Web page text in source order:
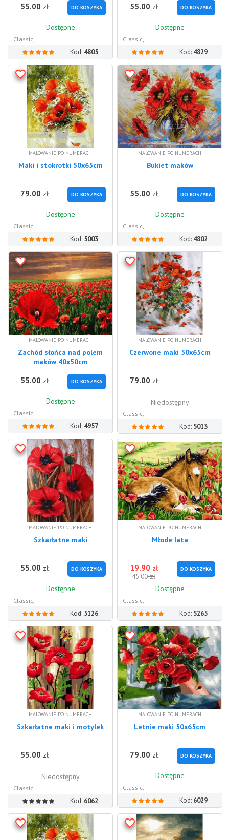
55.00 zł DO KOSZYKA
Dostępne
Classic,
Kod: 4805
55.00 zł DO KOSZYKA
Dostępne
Classic,
Kod: 4829
MALOWANIE PO NUMERACH
Maki i stokrotki 50x65cm
79.00 zł DO KOSZYKA
Dostępne
Classic,
Kod: 5003
MALOWANIE PO NUMERACH
Bukiet maków
55.00 zł DO KOSZYKA
Dostępne
Classic,
Kod: 4802
MALOWANIE PO NUMERACH
Zachód słońca nad polem
maków 40x50cm
55.00 zł DO KOSZYKA
Dostępne
Classic,
Kod: 4957
MALOWANIE PO NUMERACH
Czerwone maki 50x65cm
79.00 zł
Niedostępny
Classic,
Kod: 5013
MALOWANIE PO NUMERACH
Szkarłatne maki
55.00 zł DO KOSZYKA
Dostępne
Classic,
Kod: 5126
MALOWANIE PO NUMERACH
Młode lata
19.90 zł
45.00zł
DO KOSZYKA
Dostępne
Classic,
Kod: 5265
MALOWANIE PO NUMERACH
Szkarłatne maki i motylek
55.00 zł
Niedostępny
Classic,
Kod: 6062
MALOWANIE PO NUMERACH
Letnie maki 50x65cm
79.00 zł DO KOSZYKA
Dostępne
Classic,
Kod: 6029